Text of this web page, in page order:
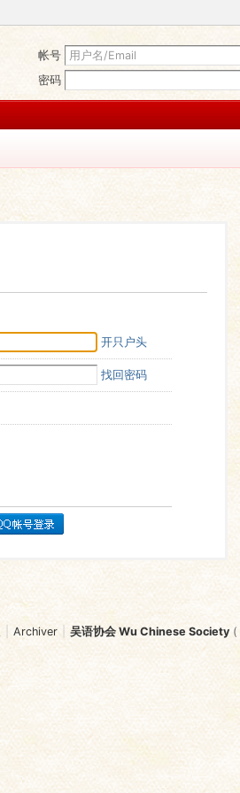
帐号
密码
开只户头
找回密码
Archiver 吴语协会 Wu Chinese Society (